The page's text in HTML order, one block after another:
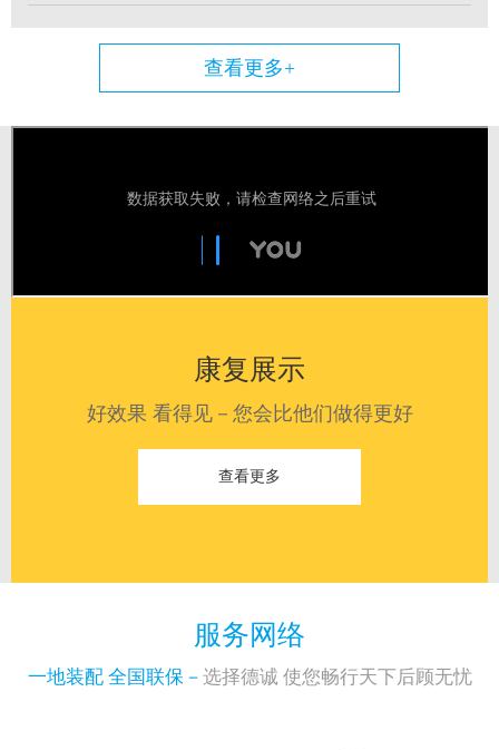
查看更多+
康复展示
好效果 看得见－您会比他们做得更好
查看更多
服务网络
一地装配 全国联保－ 选择德诚 使您畅行天下后顾无忧